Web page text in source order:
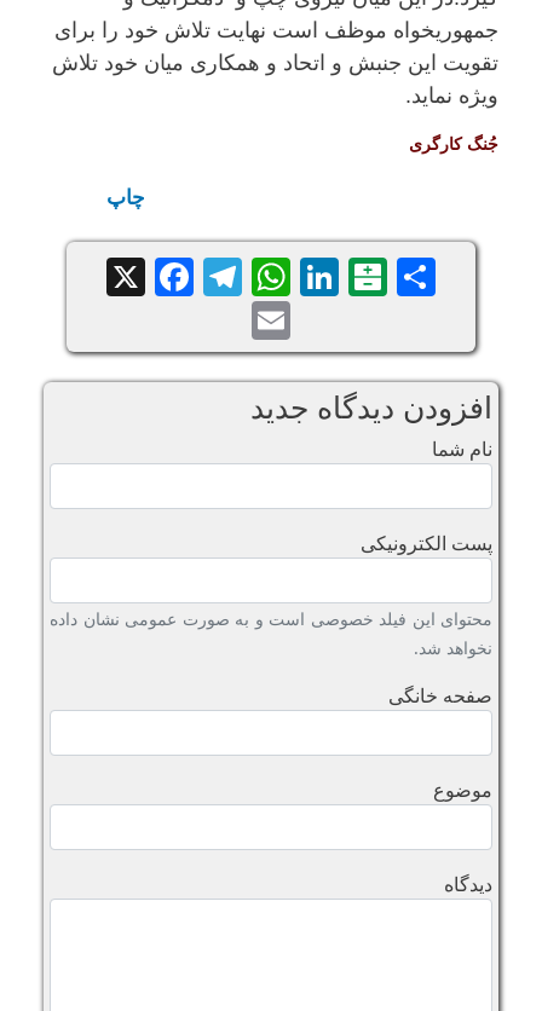
جمهوریخواە موظف است نهایت تلاش خود را برای
تقویت این جنبش و اتحاد و همکاری میان خود تلاش
ویژە نماید.
جُنگ کارگری
چاپ
Share
Balatarin
LinkedIn
WhatsApp
Telegram
Facebook
X
Email
افزودن دیدگاه جدید
نام شما
پست الکترونیکی
محتوای این فیلد خصوصی است و به صورت عمومی نشان داده
نخواهد شد.
صفحه خانگی
موضوع
دیدگاه